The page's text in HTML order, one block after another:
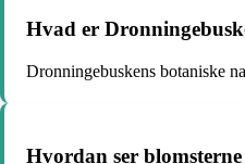
Hvad er
Dronningebuskens botaniske
Hvordan ser